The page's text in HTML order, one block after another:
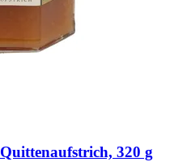
Quittenaufstrich, 320 g